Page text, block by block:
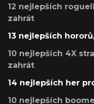
12 nejlepších
zahrát
13 nejlepších
10 nejlepších 4X
zahrát
14 nejlepších her
10 nejlepších